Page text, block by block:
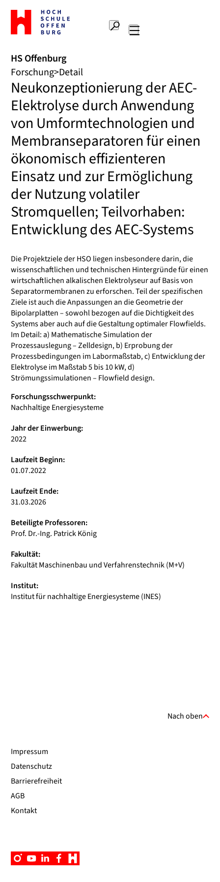
Zur
Startseite
Hochschule
Suche
HS Offenburg
Forschung Detail
Neukonzeptionierung der AEC-
Elektrolyse durch Anwendung
von Umformtechnologien und
Membranseparatoren für einen
ökonomisch effizienteren
Einsatz und zur Ermöglichung
der Nutzung volatiler
Stromquellen; Teilvorhaben:
Entwicklung des AEC-Systems
Die Projektziele der HSO liegen insbesondere darin, die
wissenschaftlichen und technischen Hintergründe für einen
wirtschaftlichen alkalischen Elektrolyseur auf Basis von
Separatormembranen zu erforschen. Teil der spezifischen
Ziele ist auch die Anpassungen an die Geometrie der
Bipolarplatten – sowohl bezogen auf die Dichtigkeit des
Systems aber auch auf die Gestaltung optimaler Flowfields.
Im Detail: a) Mathematische Simulation der
Prozessauslegung – Zelldesign, b) Erprobung der
Prozessbedingungen im Labormaßstab, c) Entwicklung der
Elektrolyse im Maßstab 5 bis 10 kW, d)
Strömungssimulationen – Flowfield design.
Forschungsschwerpunkt:
Nachhaltige Energiesysteme
Jahr der Einwerbung:
2022
Laufzeit Beginn:
01.07.2022
Laufzeit Ende:
31.03.2026
Beteiligte Professoren:
Prof. Dr.-Ing. Patrick König
Fakultät:
Fakultät Maschinenbau und Verfahrenstechnik (M+V)
Institut:
Institut für nachhaltige Energiesysteme (INES)
Nach oben
Impressum
Datenschutz
Barrierefreiheit
AGB
Kontakt
Instagram
YouTubeLinkedinFacebookCampus
App